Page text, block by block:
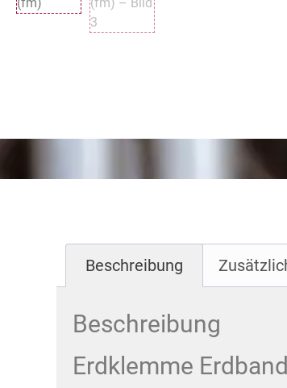
Beschreibung
Beschreibung
Erdklemme